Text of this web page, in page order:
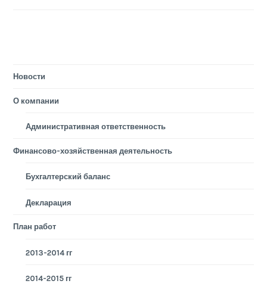
Новости
О компании
Административная ответственность
Финансово-хозяйственная деятельность
Бухгалтерский баланс
Декларация
План работ
2013-2014 гг
2014-2015 гг